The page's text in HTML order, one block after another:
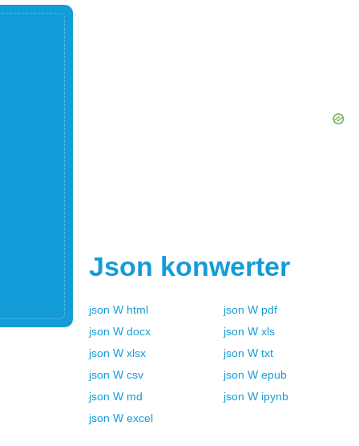
Json konwerter
json W html json W pdf
json W docx json W xls
json W xlsx json W txt
json W csv json W epub
json W md json W ipynb
json W excel